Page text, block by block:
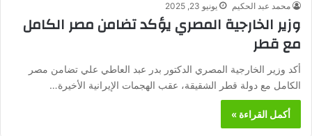
محمد عبد الحكيم يونيو 23, 2025
وزير الخارجية المصري يؤكد تضامن مصر الكامل
مع قطر
أكد وزير الخارجية المصري الدكتور بدر عبد العاطي علي تضامن مصر
الكامل مع دولة قطر الشقيقة، عقب الهجمات الإيرانية الأخيرة…
أكمل القراءة »